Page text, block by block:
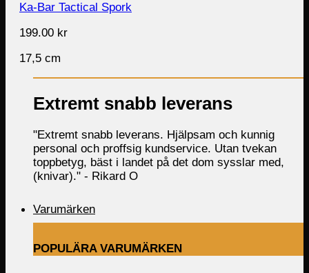
Ka-Bar Tactical Spork
199.00 kr
17,5 cm
Extremt snabb leverans
"Extremt snabb leverans. Hjälpsam och kunnig
personal och proffsig kundservice. Utan tvekan
toppbetyg, bäst i landet på det dom sysslar med,
(knivar)." - Rikard O
Varumärken
POPULÄRA VARUMÄRKEN